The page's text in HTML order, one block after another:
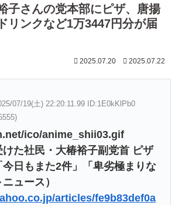
子さんの党本部にピザ、唐揚
リンクなど1万3447円分が届
2025.07.20 2025.07.22
07/19(土) 22:20:11.99 ID:1E0kKlPb0
ico/anime_shii03.gif
けた社民・大椿裕子副党首 ピザ
日もまた2件」「卑劣極まりな
ュース）
articles/fe9b83def0a